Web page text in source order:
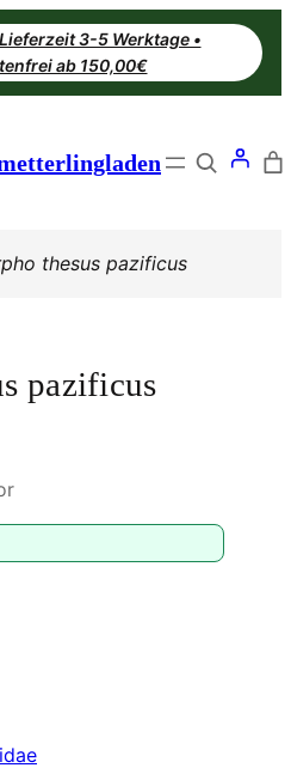
3-5 Werktage •
ab 150,00€
Search
thesus pazificus
pazificus